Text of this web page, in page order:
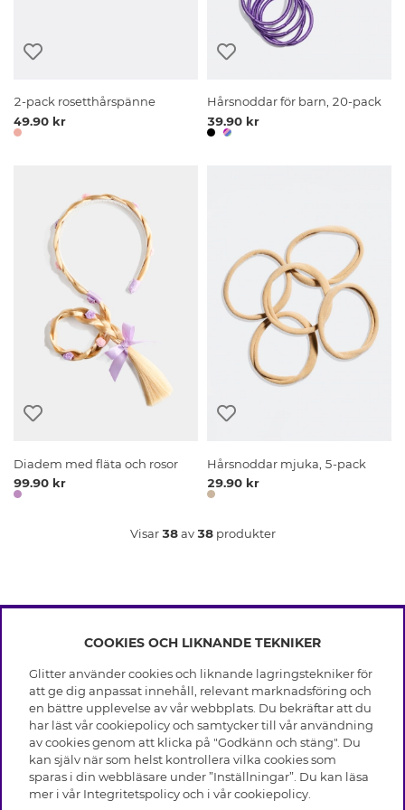
2-pack rosetthårspänne
49.90 kr
Hårsnoddar för barn, 20-pack
39.90 kr
Diadem med fläta och rosor
99.90 kr
Hårsnoddar mjuka, 5-pack
29.90 kr
Visar38av38produkter
INFO
Leverans
Villkor
Integritetspolicy
Cookies
Medlemsvillkor
Jobba hos Glitter
Återkallelse
OM GLITTER
Black Friday
Våra butiker
Varumärken
Företagshistoria
HJÄLP
Vanliga frågor
Kundservice
COOKIES OCH LIKNANDE TEKNIKER
Glitter använder cookies och liknande lagringstekniker för
att ge dig anpassat innehåll, relevant marknadsföring och
en bättre upplevelse av vår webbplats. Du bekräftar att du
har läst vår cookiepolicy och samtycker till vår användning
av cookies genom att klicka på "Godkänn och stäng". Du
kan själv när som helst kontrollera vilka cookies som
sparas i din webbläsare under ”Inställningar”. Du kan läsa
mer i vår Integritetspolicyoch i vårcookiepolicy